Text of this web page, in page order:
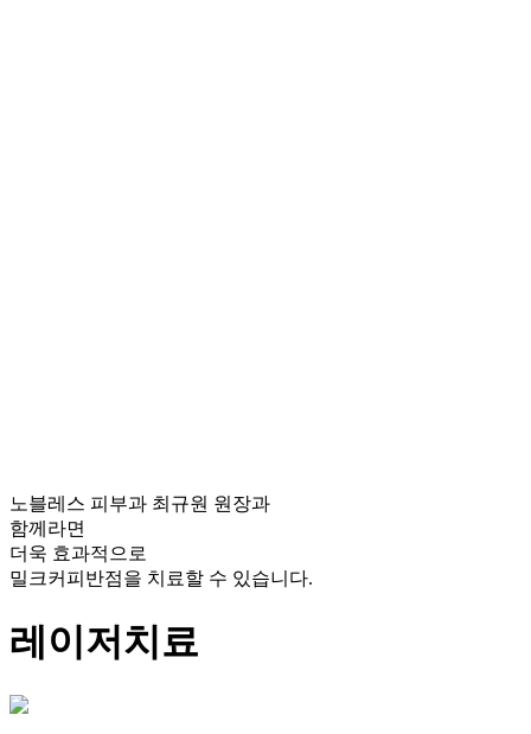
노블레스 피부과 최규원 원장과
함께라면
더욱 효과적 으로
밀크커피반점을 치료할 수 있습니다.
레이저치료